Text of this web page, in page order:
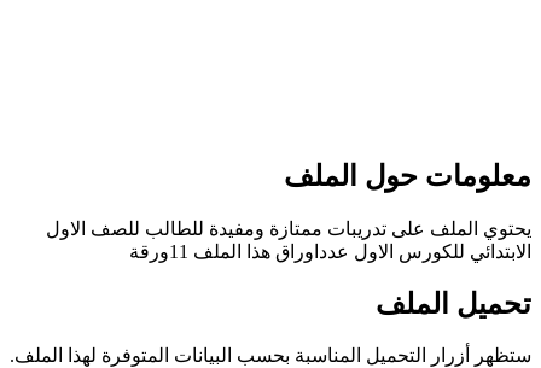
حول الملف
الملف على تدريبات ممتازة ومفيدة للطالب للصف الاول
للكورس الاول عدداوراق هذا الملف 11ورقة
الملف
أزرار التحميل المناسبة بحسب البيانات المتوفرة لهذا الملف.